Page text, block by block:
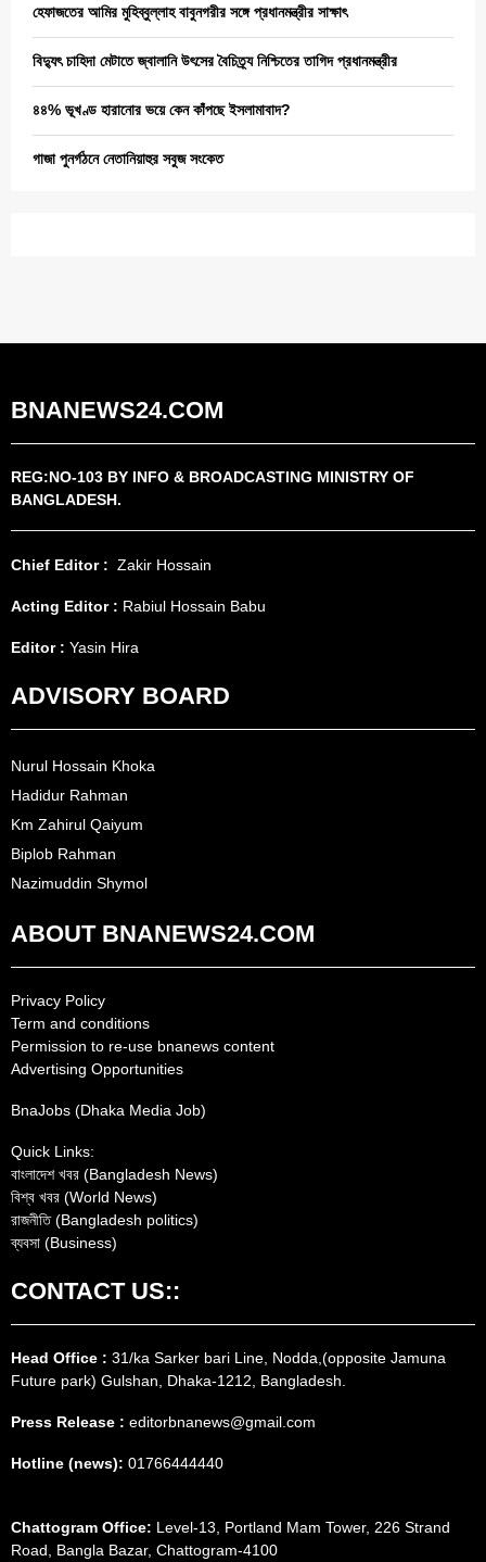
হেফাজতের আমির মুহিব্বুল্লাহ বাবুনগরীর সঙ্গে প্রধানমন্ত্রীর সাক্ষাৎ
বিদ্যুৎ চাহিদা মেটাতে জ্বালানি উৎসের বৈচিত্র্য নিশ্চিতের তাগিদ প্রধানমন্ত্রীর
৪৪% ভূখণ্ড হারানোর ভয়ে কেন কাঁপছে ইসলামাবাদ?
গাজা পুনর্গঠনে নেতানিয়াহুর সবুজ সংকেত
BNANEWS24.COM
REG:NO-103 BY INFO & BROADCASTING MINISTRY OF
BANGLADESH.
Chief Editor : Zakir Hossain
Acting Editor : Rabiul Hossain Babu
Editor : Yasin Hira
ADVISORY BOARD
Nurul Hossain Khoka
Hadidur Rahman
Km Zahirul Qaiyum
Biplob Rahman
Nazimuddin Shymol
ABOUT BNANEWS24.COM
Privacy Policy
Term and conditions
Permission to re-use bnanews content
Advertising Opportunities
BnaJobs (Dhaka Media Job)
Quick Links:
বাংলাদেশ খবর (Bangladesh News)
বিশ্ব খবর (World News)
রাজনীতি (Bangladesh politics)
ব্যবসা (Business)
CONTACT US::
Head Office : 31/ka Sarker bari Line, Nodda,(opposite Jamuna
Future park) Gulshan, Dhaka-1212, Bangladesh.
Press Release : editorbnanews@gmail.com
Hotline (news): 01766444440
Chattogram Office: Level-13, Portland Mam Tower, 226 Strand
Road, Bangla Bazar, Chattogram-4100